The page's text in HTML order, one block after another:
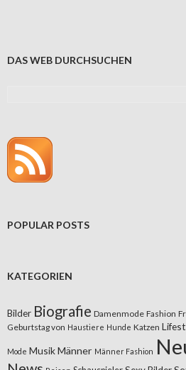
DAS WEB DURCHSUCHEN
POPULAR POSTS
KATEGORIEN
Bilder Biografie Damenmode Fashion
Geburtstag von Haustiere Hunde Katzen
Mode MusikMänner Männer Fashion